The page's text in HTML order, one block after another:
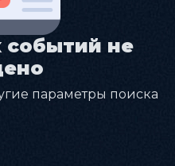
не
параметры поиска